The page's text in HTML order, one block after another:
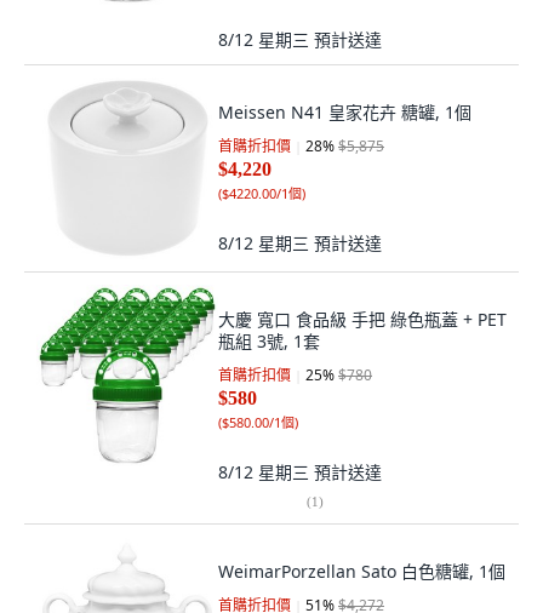
8/12 星期三 預計送達
Meissen N41 皇家花卉 糖罐, 1個
首購折扣價 28%$5,875
$4,220
($4220.00/1個)
8/12 星期三 預計送達
大慶 寬口 食品級 手把 綠色瓶蓋 + PET
瓶組 3號, 1套
首購折扣價 25%$780
$580
($580.00/1個)
8/12 星期三 預計送達
(1)
WeimarPorzellan Sato 白色糖罐, 1個
首購折扣價 51%$4,272